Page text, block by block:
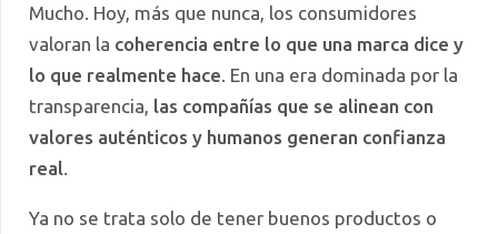
Mucho. Hoy, más que nunca, los consumidores
valoran la coherencia entre lo que una marca dice y
lo que realmente hace . En una era dominada por la
transparencia, las compañías que se alinean con
valores auténticos y humanos generan confianza
real
Ya no se trata solo de tener buenos productos o